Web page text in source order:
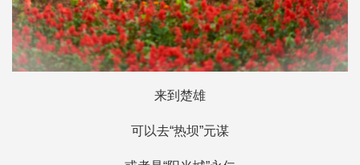
来到楚雄
可以去“热坝”元谋